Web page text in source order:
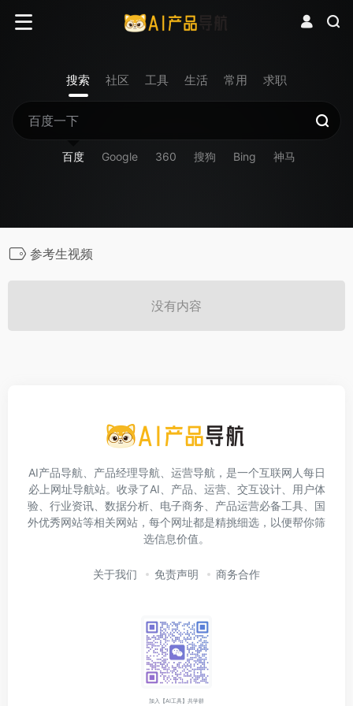
搜索 社区 工具 生活 常用 求职
百度 Google 360 搜狗 Bing 神马
参考生视频
没有内容
AI产品导航、产品经理导航、运营导航，是一个互联网人每日
必上网址导航站。收录了AI、产品、运营、交互设计、用户体
验、行业资讯、数据分析、电子商务、产品运营必备工具、国
外优秀网站等相关网站，每个网址都是精挑细选，以便帮你筛
选信息价值。
关于我们 免责声明 商务合作
加入【AI工具】共学群